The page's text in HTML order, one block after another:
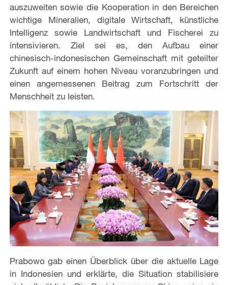
auszuweiten sowie die Kooperation in den Bereichen
wichtige Mineralien, digitale Wirtschaft, künstliche
Intelligenz sowie Landwirtschaft und Fischerei zu
intensivieren. Ziel sei es, den Aufbau einer
chinesisch-indonesischen Gemeinschaft mit geteilter
Zukunft auf einem hohen Niveau voranzubringen und
einen angemessenen Beitrag zum Fortschritt der
Menschheit zu leisten.
Prabowo gab einen Überblick über die aktuelle Lage
in Indonesien und erklärte, die Situation stabilisiere